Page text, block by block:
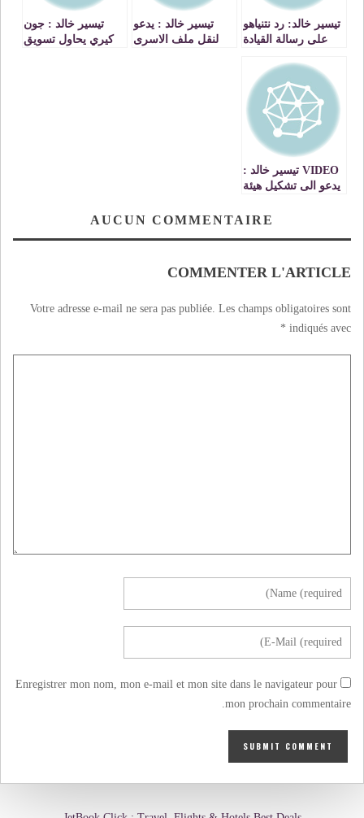
تيسير خالد: رد نتنياهو
على رسالة القيادة
سريعا ولم يتأخر
تيسير خالد : يدعو
لنقل ملف الاسرى
تيسير خالد : جون
كيري يحاول تسويق
VIDEO تيسير خالد :
يدعو الى تشكيل هيئة
لإعداد ملفات جرائمAUCUN COMMENTAIRE
COMMENTER L'ARTICLE
Votre adresse e-mail ne sera pas publiée. Les champs obligatoires sont
indiqués avec
*
Enregistrer mon nom, mon e-mail et mon site dans le navigateur pour
mon prochain commentaire.